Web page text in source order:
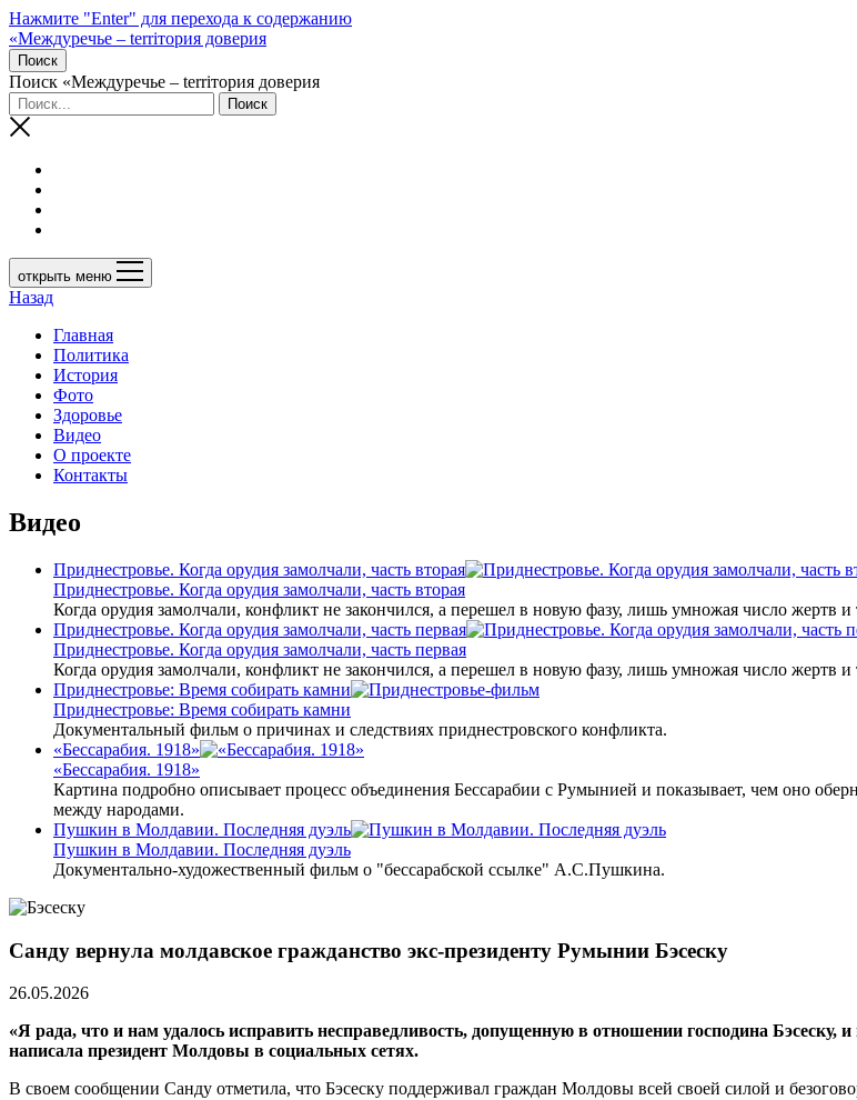
Нажмите "Enter" для перехода к содержанию
«Междуречье – terriтория доверия
Поиск
Поиск «Междуречье – terriтория доверия
открыть меню
Назад
Главная
Политика
История
Фото
Здоровье
Видео
О проекте
Контакты
Видео
Приднестровье. Когда орудия замолчали, часть вторая
Приднестровье. Когда орудия замолчали, часть вторая
Когда орудия замолчали, конфликт не закончился, а перешел в новую фазу, лишь умножая число жертв
Приднестровье. Когда орудия замолчали, часть первая
Приднестровье. Когда орудия замолчали, часть первая
Когда орудия замолчали, конфликт не закончился, а перешел в новую фазу, лишь умножая число жертв
Приднестровье: Время собирать камни
Приднестровье: Время собирать камни
Документальный фильм о причинах и следствиях приднестровского конфликта.
«Бессарабия. 1918»
«Бессарабия. 1918»
Картина подробно описывает процесс объединения Бессарабии с Румынией и показывает, чем оно
между народами.
Пушкин в Молдавии. Последняя дуэль
Пушкин в Молдавии. Последняя дуэль
Документально-художественный фильм о "бессарабской ссылке" А.С.Пушкина.
Санду вернула молдавское гражданство экс-президенту Румынии Бэсеску
26.05.2026
«Я рада, что и нам удалось исправить несправедливость, допущенную в отношении господина
написала президент Молдовы в социальных сетях.
В своем сообщении Санду отметила, что Бэсеску поддерживал граждан Молдовы всей своей силой и